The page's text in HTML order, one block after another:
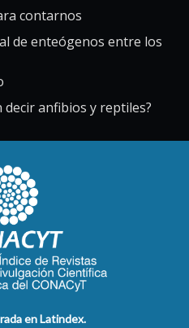
contarnos
de enteógenos entre los
anfibios y reptiles?
en Latindex.